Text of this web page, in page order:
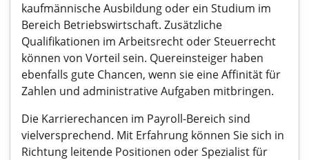
kaufmännische Ausbildung oder ein Studium im
Bereich Betriebswirtschaft. Zusätzliche
Qualifikationen im Arbeitsrecht oder Steuerrecht
können von Vorteil sein. Quereinsteiger haben
ebenfalls gute Chancen, wenn sie eine Affinität für
Zahlen und administrative Aufgaben mitbringen.
Die Karrierechancen im Payroll-Bereich sind
vielversprechend. Mit Erfahrung können Sie sich in
Richtung leitende Positionen oder Spezialist für